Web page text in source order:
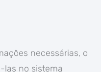
necessárias, o
las no sistema